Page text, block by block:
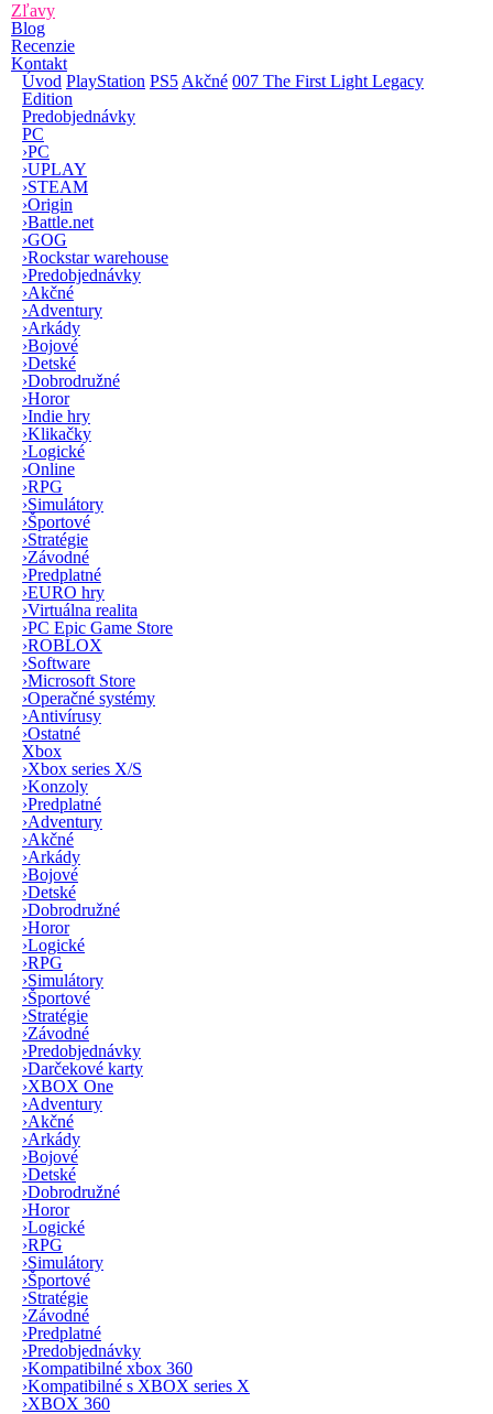
Zľavy
Blog
Recenzie
Kontakt
Úvod PlayStation PS5 Akčné 007 The First Light Legacy
Edition
Predobjednávky
PC
›PC
›UPLAY
›STEAM
›Origin
›Battle.net
›GOG
›Rockstar warehouse
›Predobjednávky
›Akčné
›Adventury
›Arkády
›Bojové
›Detské
›Dobrodružné
›Horor
›Indie hry
›Klikačky
›Logické
›Online
›RPG
›Simulátory
›Športové
›Stratégie
›Závodné
›Predplatné
›EURO hry
›Virtuálna realita
›PC Epic Game Store
›ROBLOX
›Software
›Microsoft Store
›Operačné systémy
›Antivírusy
›Ostatné
Xbox
›Xbox series X/S
›Konzoly
›Predplatné
›Adventury
›Akčné
›Arkády
›Bojové
›Detské
›Dobrodružné
›Horor
›Logické
›RPG
›Simulátory
›Športové
›Stratégie
›Závodné
›Predobjednávky
›Darčekové karty
›XBOX One
›Adventury
›Akčné
›Arkády
›Bojové
›Detské
›Dobrodružné
›Horor
›Logické
›RPG
›Simulátory
›Športové
›Stratégie
›Závodné
›Predplatné
›Predobjednávky
›Kompatibilné xbox 360
›Kompatibilné s XBOX series X
›XBOX 360